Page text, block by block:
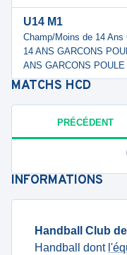
U14 M1
Champ/Moins de 14
14 ANS GARCONS
ANS GARCONS
MATCHS HCD
PRÉCÉDENT
INFORMATIONS
Handball Club
Handball dont